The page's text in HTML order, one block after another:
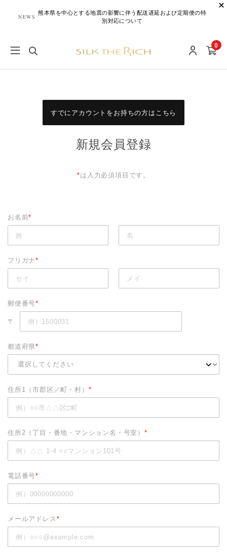
NEWS
熊本県を中心とする地震の影響に伴う配送遅延および定期便の特
別対応について
0
すでにアカウントをお持ちの方はこちら
新規会員登録
*は入力必須項目です。
お名前*
フリガナ*
郵便番号*
〒
都道府県*
住所1（市郡区／町・村） *
住所2（丁目・番地・マンション名・号室） *
電話番号*
メールアドレス *